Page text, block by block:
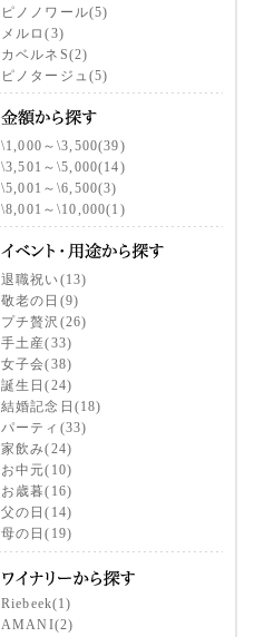
ピノノワール(5)
メルロ(3)
カベルネS(2)
ピノタージュ(5)
\1,000～\3,500(39)
\3,501～\5,000(14)
\5,001～\6,500(3)
\8,001～\10,000(1)
退職祝い(13)
敬老の日(9)
プチ贅沢(26)
手土産(33)
女子会(38)
誕生日(24)
結婚記念日(18)
パーティ(33)
家飲み(24)
お中元(10)
お歳暮(16)
父の日(14)
母の日(19)
Riebeek(1)
AMANI(2)